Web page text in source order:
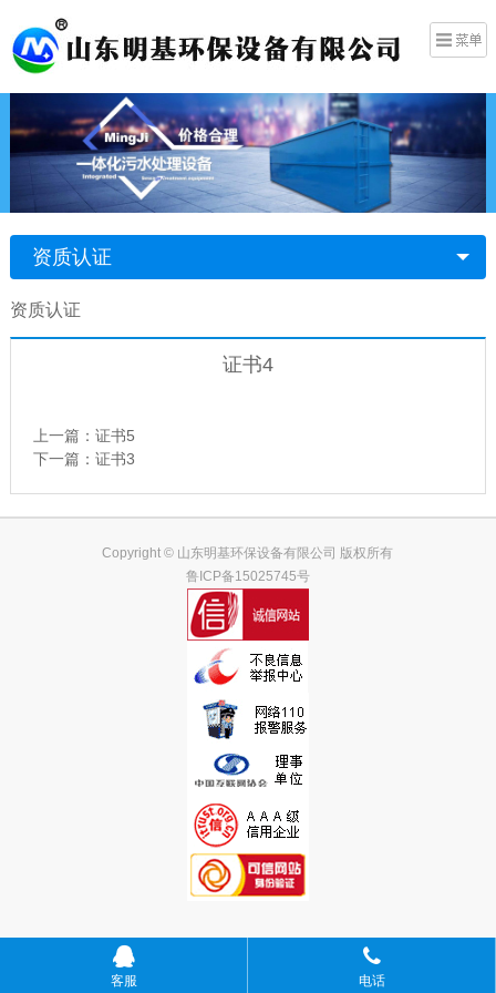
资质认证
资质认证
证书4
上一篇： 证书5
下一篇： 证书3
Copyright © 山东明基环保设备有限公司 版权所有
鲁ICP备15025745号
客服 电话